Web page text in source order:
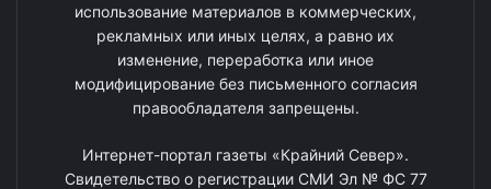
использование материалов в коммерческих,
рекламных или иных целях, а равно их
изменение, переработка или иное
модифицирование без письменного согласия
правообладателя запрещены.
Интернет-портал газеты «Крайний Север».
Свидетельство о регистрации СМИ Эл № ФС 77